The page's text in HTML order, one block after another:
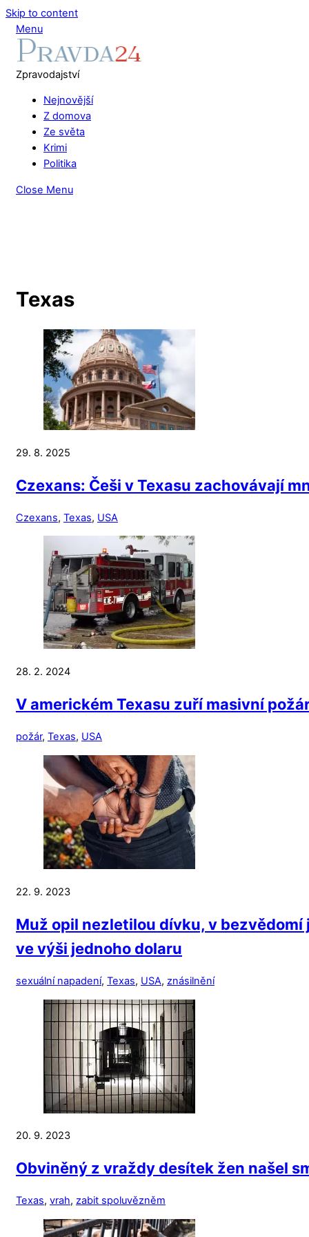
Skip to content
Menu
Zpravodajství
Nejnovější
Z domova
Ze světa
Krimi
Politika
Close Menu
Texas
29. 8. 2025
Czexans: Češi v Texasu zachovávají
Czexans, Texas, USA
28. 2. 2024
V americkém Texasu zuří masivní
požár, Texas, USA
22. 9. 2023
Muž opil nezletilou dívku, v
ve výši jednoho dolaru
sexuální napadení, Texas, USA, znásilnění
20. 9. 2023
Obviněný z vraždy desítek žen našel
Texas, vrah, zabit spoluvězněm